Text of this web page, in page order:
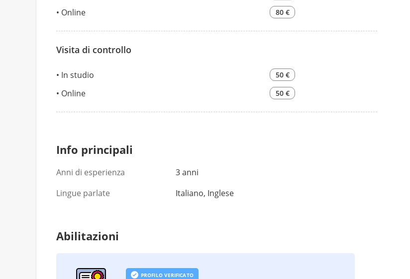
Online 80 €
Visita di controllo
In studio 50 €
Online 50 €
Info principali
Anni di esperienza
3 anni
Lingue parlate
Italiano, Inglese
Abilitazioni
PROFILO VERIFICATO